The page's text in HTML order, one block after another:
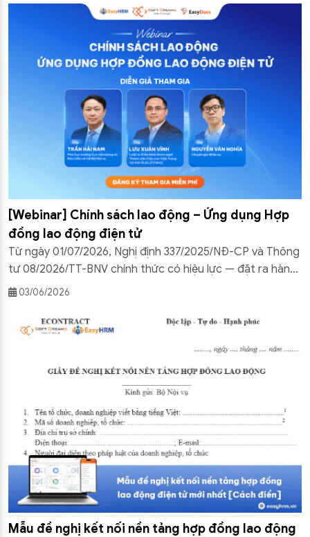
động điện tử EasyHRM cung cấp mẫu hợp đồng lao động
[Webinar] Chính sách lao động – Ứng dụng Hợp
đồng lao động điện tử
Từ ngày 01/07/2026, Nghị định 337/2025/NĐ-CP và Thông
tư 08/2026/TT-BNV chính thức có hiệu lực — đặt ra hàng
loạt yêu cầu pháp lý mới mà doanh nghiệp buộc phải tuân
giúp doanh nghiệp và bộ phận nhân sự nắm bắt kịp […]
03/06/2026
Mẫu đề nghị kết nối nền tảng hợp đồng lao động